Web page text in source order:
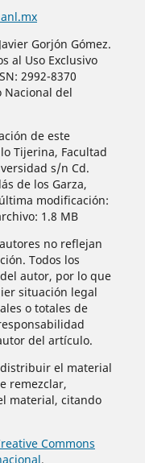
Gorjón Gómez.
al Uso Exclusivo
2992-8370
del
de este
Tijerina, Facultad
s/n Cd.
de los Garza,
modificación:
1.8 MB
no reflejan
Todos los
autor, por lo que
situación legal
o totales de
del artículo.
el material
remezclar,
material, citando
Commons
.